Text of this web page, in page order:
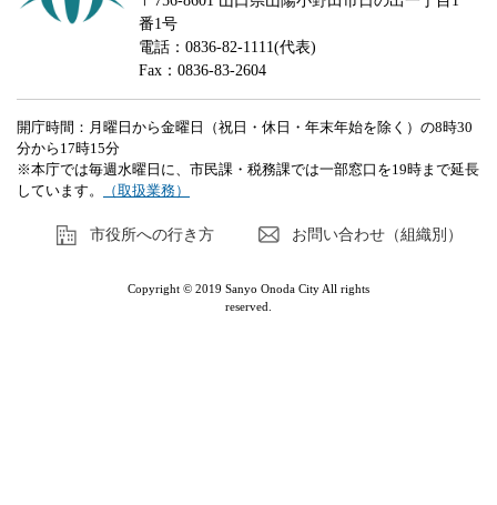
番1号
電話：0836-82-1111(代表)
Fax：0836-83-2604
開庁時間：月曜日から金曜日（祝日・休日・年末年始を除く）の8時30
分から17時15分
※本庁では毎週水曜日に、市民課・税務課では一部窓口を19時まで延長
しています。
（取扱業務）
市役所への行き方 お問い合わせ（組織別）
Copyright © 2019 Sanyo Onoda City All rights
reserved.